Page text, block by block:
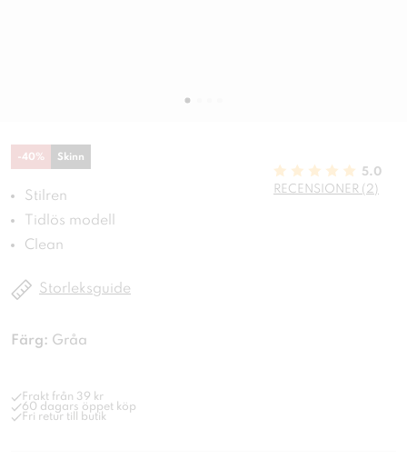
-40% Skinn
Stilren
Tidlös modell
Clean
5.0
RECENSIONER (2)
Storleksguide
Färg: Gråa
Frakt från 39 kr
60 dagars öppet köp
Fri retur till butik